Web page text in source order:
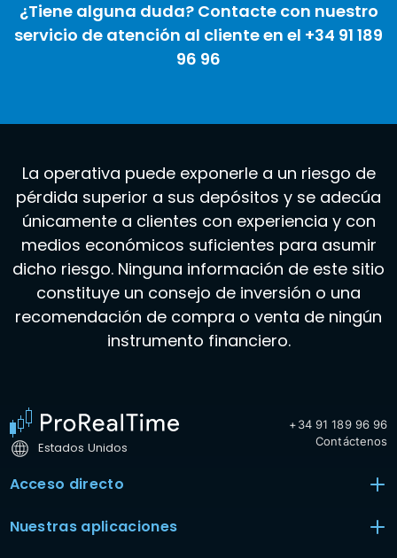
¿Tiene alguna duda? Contacte con nuestro
servicio de atención al cliente en el +34 91 189
96 96
La operativa puede exponerle a un riesgo de
pérdida superior a sus depósitos y se adecúa
únicamente a clientes con experiencia y con
medios económicos suficientes para asumir
dicho riesgo. Ninguna información de este sitio
constituye un consejo de inversión o una
recomendación de compra o venta de ningún
instrumento financiero.
Estados Unidos
+34 91 189 96 96
Contáctenos
Acceso directo
Nuestras aplicaciones